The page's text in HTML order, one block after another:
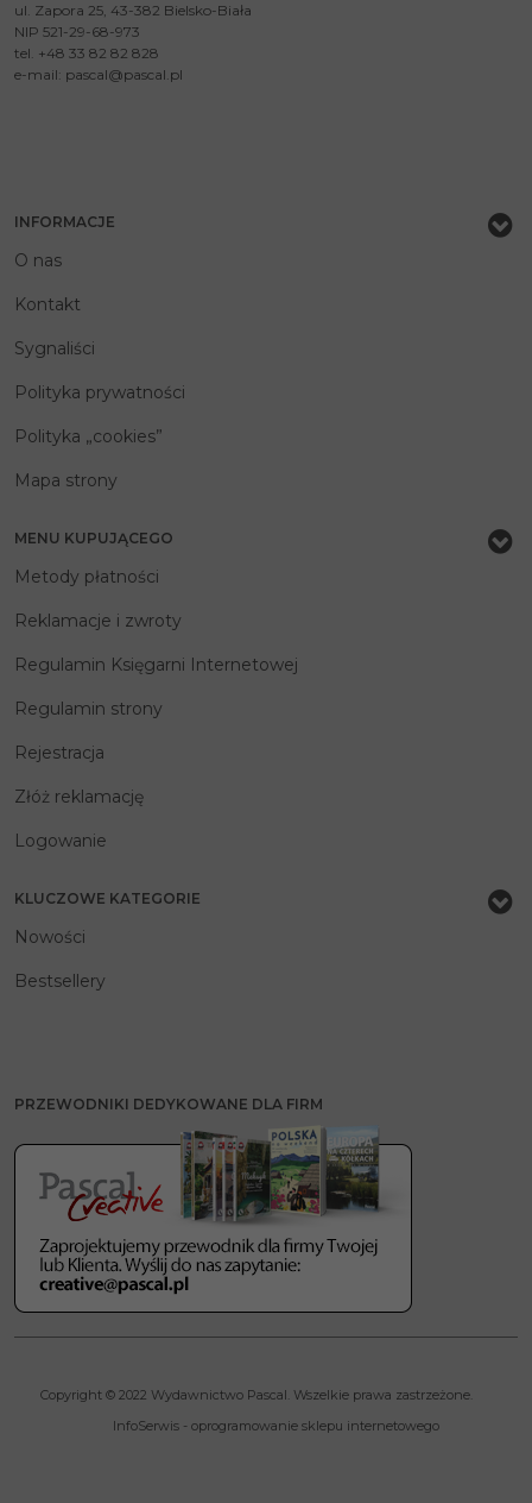
ul. Zapora 25, 43-382 Bielsko-Biała
NIP 521-29-68-973
tel. +48 33 82 82 828
e-mail: pascal@pascal.pl
INFORMACJE
O nas
Kontakt
Sygnaliści
Polityka prywatności
Polityka „cookies”
Mapa strony
MENU KUPUJĄCEGO
Metody płatności
Reklamacje i zwroty
Regulamin Księgarni Internetowej
Regulamin strony
Rejestracja
Złóż reklamację
Logowanie
KLUCZOWE KATEGORIE
Nowości
Bestsellery
PRZEWODNIKI DEDYKOWANE DLA FIRM
Copyright © 2022 Wydawnictwo Pascal. Wszelkie prawa zastrzeżone.
InfoSerwis- oprogramowanie sklepu internetowego